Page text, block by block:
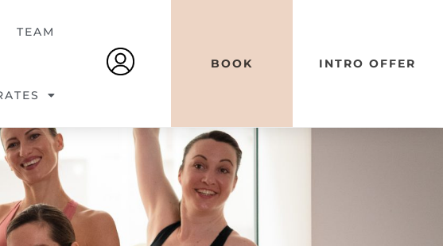
TEAM
BOOK INTRO OFFER